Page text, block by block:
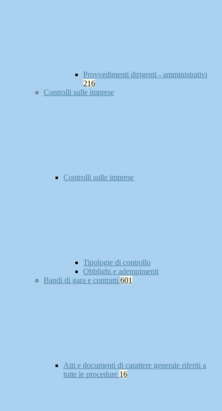
Provvedimenti dirigenti - amministrativi
216
Controlli sulle imprese
Controlli sulle imprese
Tipologie di controllo
Obblighi e adempimenti
Bandi di gara e contratti 601
Atti e documenti di carattere generale riferiti a
tutte le procedure 16